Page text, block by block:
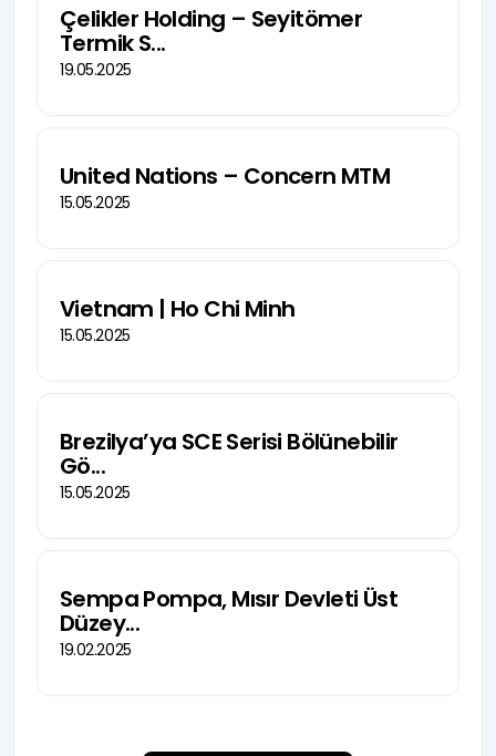
Çelikler Holding – Seyitömer
Termik S...
19.05.2025
United Nations – Concern MTM
15.05.2025
Vietnam | Ho Chi Minh
15.05.2025
Brezilya’ya SCE Serisi Bölünebilir
Gö...
15.05.2025
Sempa Pompa, Mısır Devleti Üst
Düzey...
19.02.2025